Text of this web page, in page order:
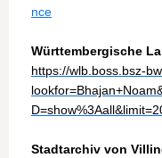
nce
Württembergische
https://wlb.boss.bsz-
Stadtarchiv von